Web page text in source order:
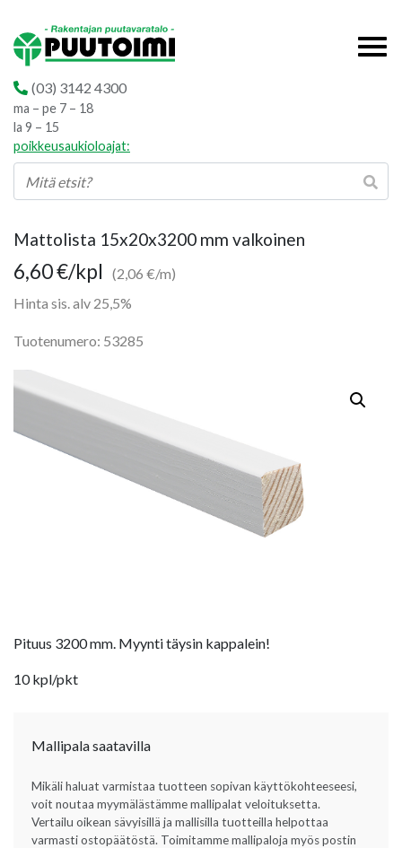
(03) 3142 4300
ma – pe 7 – 18
la 9 – 15
poikkeusaukioloajat:
Mattolista 15x20x3200 mm valkoinen
6,60€/kpl
(2,06 €/m)
Hinta sis. alv 25,5%
Tuotenumero: 53285
Pituus 3200 mm. Myynti täysin kappalein!
10 kpl/pkt
Mallipala saatavilla
Mikäli haluat varmistaa tuotteen sopivan käyttökohteeseesi,
voit noutaa myymälästämme mallipalat veloituksetta.
Vertailu oikean sävyisillä ja mallisilla tuotteilla helpottaa
varmasti ostopäätöstä. Toimitamme mallipaloja myös postin